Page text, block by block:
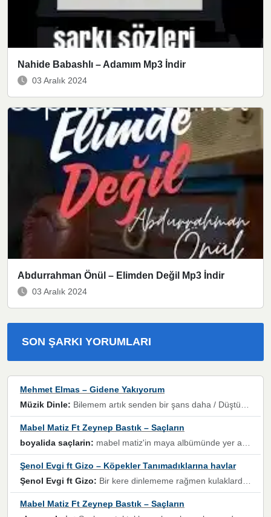
Nahide Babashlı – Adamım Mp3 İndir
03 Aralık 2024
Abdurrahman Önül – Elimden Değil Mp3 İndir
03 Aralık 2024
SON ŞARKI YORUMLARI
Mehmet Elmas – Gidene Yakıyorum
Müzik Dinle: Bilemem artık senden bir şans daha / Düştüğün zaman ben olmayacağım yanında” dizeleri, artık geçmişin tekrarına izin verilmeyeceğini, kişisel sınırların çizildiğini gösteriyor.
Mabel Matiz Ft Zeynep Bastık – Saçların
boyalida saçlarin: mabel matiz'in maya albümünde yer alan güzellerden. parça da şarkı hani! müzikal altyapısına vurulduğum, sözlerinde kaybolduğum bir parça olmuş.
Şenol Evgi ft Gizo – Köpekler Tanımadıklarına havlar
Şenol Evgi ft Gizo: Bir kere dinlememe rağmen kulaklardan gitmiyor sen sen sen sen kurban ol sen sen sen sen hayran ol yükses ses müzik dinleme sebebisiniz canlar bomba gibi patladınız maşallah
Mabel Matiz Ft Zeynep Bastık – Saçların